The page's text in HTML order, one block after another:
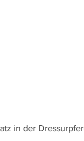
in der